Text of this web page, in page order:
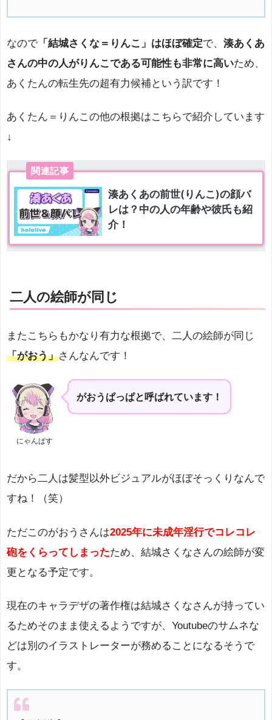
なので 「結城さくな＝りんこ」はほぼ確定で、 湊あくあ
さんの中の人がりんこである可能性も非常に高いため、
あくたんの転生先の超有力候補という訳です！
あくたん＝りんこの他の根拠はこちらで紹介しています
↓
二人の絵師が同じ
またこちらもかなり有力な根拠で、二人の絵師が同じ
「がおう」さんなんです！
にゃんぱす
がおう ぱっぱと呼ばれています！
だから二人は髪型以外ビジュアルがほぼそっくりなんで
すね！（笑）
ただこのがおうさんは2025年に未成年淫行でコレコレ
砲をくらってしまったため、結城さくなさんの絵師が変
更となる予定です。
現在のキャラデザの著作権は結城さくなさんが持ってい
るためそのまま使えるようですが、Youtubeのサムネな
どは別のイラストレーターが務めることになるそうで
す。